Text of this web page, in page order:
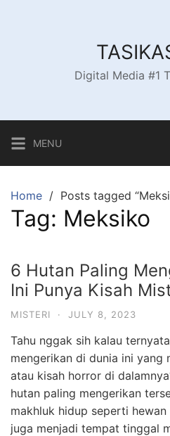
Digital Media #1
MENU
Home Posts tagged
Tag: Meksiko
6 Hutan Paling
Ini Punya Kisah
MISTERI · JULY 8, 2023
Tahu nggak sih kalau
mengerikan di dunia ini yang
atau kisah horror di
hutan paling mengerikan
makhluk hidup seperti
juga menjadi tempat tinggal